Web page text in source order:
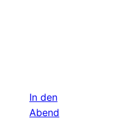
In den
Abend